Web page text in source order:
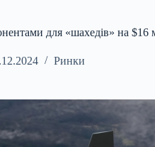
для «шахедів» на $16
Ринки